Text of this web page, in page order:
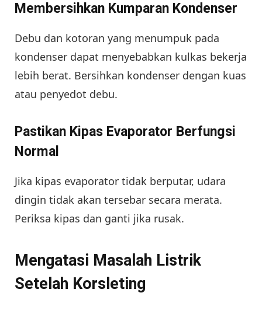
Membersihkan Kumparan Kondenser
Debu dan kotoran yang menumpuk pada
kondenser dapat menyebabkan kulkas bekerja
lebih berat. Bersihkan kondenser dengan kuas
atau penyedot debu.
Pastikan Kipas Evaporator Berfungsi
Normal
Jika kipas evaporator tidak berputar, udara
dingin tidak akan tersebar secara merata.
Periksa kipas dan ganti jika rusak.
Mengatasi Masalah Listrik
Setelah Korsleting